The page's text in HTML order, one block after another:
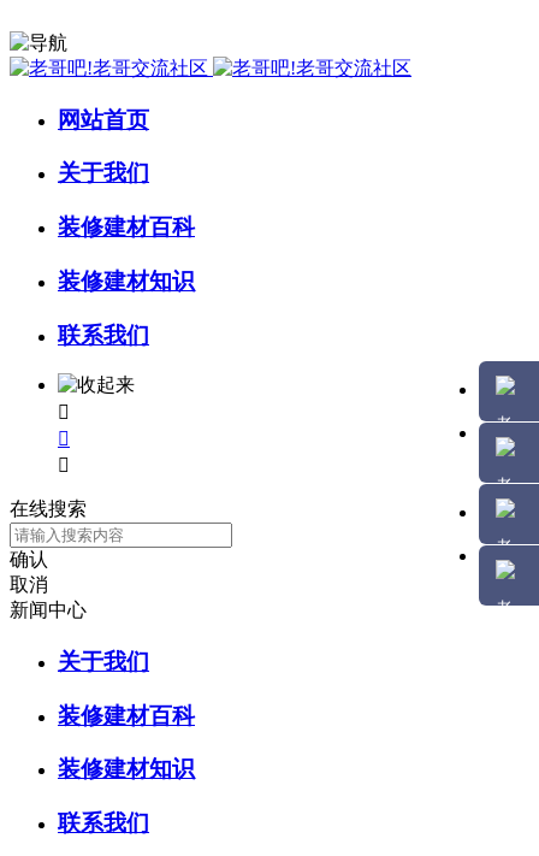
网站首页
关于我们
装修建材百科
装修建材知识
联系我们



在线搜索
确认
取消
新闻中心
关于我们
装修建材百科
装修建材知识
联系我们